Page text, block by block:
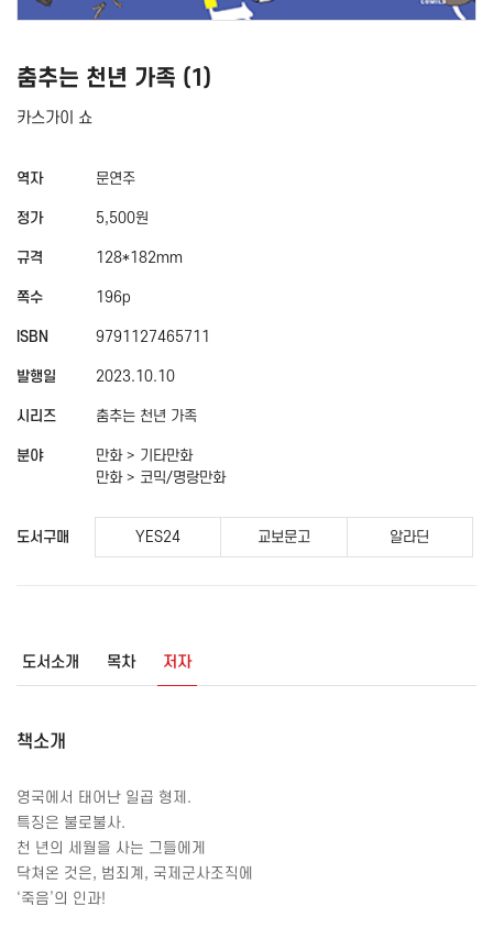
춤추는 천년 가족 (1)
카스가이 쇼
역자 문연주
정가 5,500원
규격 128*182mm
쪽수 196p
ISBN 9791127465711
발행일 2023.10.10
시리즈 춤추는 천년 가족
분야
만화 > 기타만화
만화 > 코믹/명랑만화
도서구매 YES24 교보문고 알라딘
도서소개 목차 저자
책소개
영국에서 태어난 일곱 형제 .
특징은 불로불사.
천 년의 세월을 사는 그들에게
닥쳐온 것은, 범죄계 , 국제군사조직에
‘죽음’의 인과!